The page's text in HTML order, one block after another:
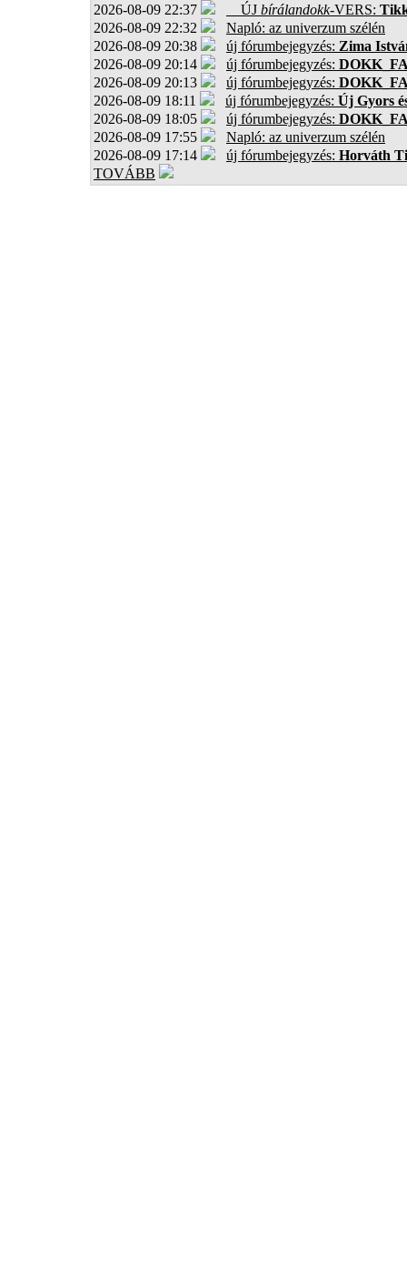
2026-08-09 22:37
ÚJ bírálandokk-VERS:
2026-08-09 22:32
Napló: az univerzum szélén
2026-08-09 20:38
új fórumbejegyzés: Zima
2026-08-09 20:14
új fórumbejegyzés:
2026-08-09 20:13
új fórumbejegyzés:
2026-08-09 18:11
új fórumbejegyzés: Új Gyors
2026-08-09 18:05
új fórumbejegyzés:
2026-08-09 17:55
Napló: az univerzum szélén
2026-08-09 17:14
új fórumbejegyzés: Horváth
TOVÁBB